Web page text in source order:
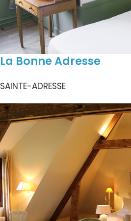
La Bonne Adresse
SAINTE-ADRESSE